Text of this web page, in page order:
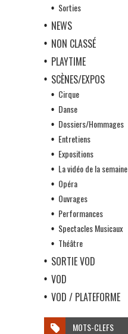
Sorties
NEWS
NON CLASSÉ
PLAYTIME
SCÈNES/EXPOS
Cirque
Danse
Dossiers/Hommages
Entretiens
Expositions
La vidéo de la semaine
Opéra
Ouvrages
Performances
Spectacles Musicaux
Théâtre
SORTIE VOD
VOD
VOD / PLATEFORME
MOTS-CLEFS